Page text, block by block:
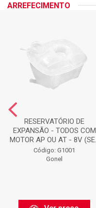
ARREFECIMENTO
RESERVATÓRIO DE
EXPANSÃO - TODOS COM
MOTOR AP OU AT - 8V
Código: G1001
Gonel